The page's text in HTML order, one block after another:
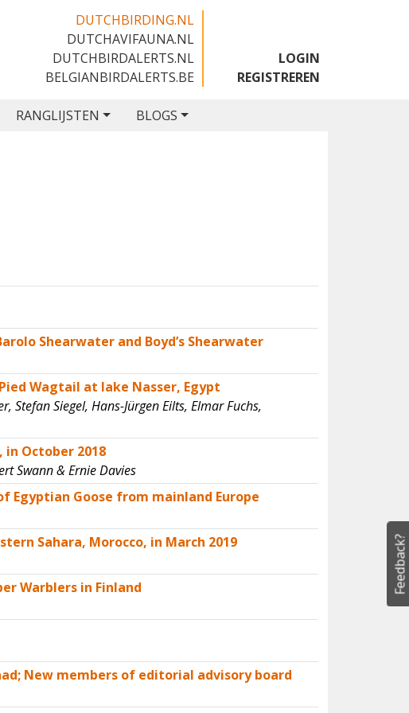
DUTCHBIRDING.NL
DUTCHAVIFAUNA.NL
DUTCHBIRDALERTS.NL
BELGIANBIRDALERTS.BE
LOGIN
REGISTREREN
RANGLIJSTEN BLOGS
Shearwater and Boyd’s Shearwater
Wagtail at lake Nasser, Egypt
Stefan Siegel, Hans-Jürgen Eilts, Elmar Fuchs,
in October 2018
Swann & Ernie Davies
Egyptian Goose from mainland Europe
Sahara, Morocco, in March 2019
Warblers in Finland
New members of editorial advisory board
Feedback?